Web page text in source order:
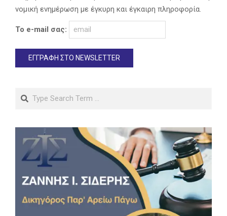
νομική ενημέρωση με έγκυρη και έγκαιρη πληροφορία.
Το e-mail σας:
Search